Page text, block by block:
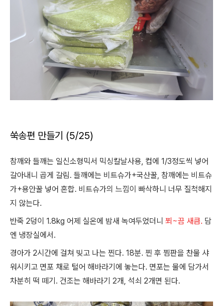
쑥송편 만들기 (5/25)
참깨와 들깨는 일신소형믹서 믹싱칼날사용, 컵에 1/3정도씩 넣어
갈아내니 곱게 갈림. 들깨에는 비트슈가+국산꿀, 참깨에는 비트슈
가+용안꿀 넣어 혼합. 비트슈가의 느낌이 빠삭하니 너무 질척해지
지 않는다.
반죽 2덩이 1.8kg 어제 실온에 밤새 녹여두었더니 쬐~끔 새큼. 담
엔 냉장실에서.
경아가 2시간에 걸쳐 빚고 나는 찐다. 18분. 찐 후 찜판을 찬물 샤
워시키고 면포 채로 털어 해바라기에 놓는다. 면포는 물에 담가서
차분히 떡 떼기. 건조는 해바라기 2개, 석쇠 2개면 된다.